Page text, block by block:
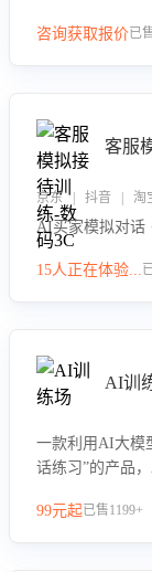
咨询获取报价已
客服
京东 | 抖音 | 淘
AI买家模拟对话
15人正在体验...
AI训
一款利用AI大模
话练习”的产品
力。
99元起已售1199+